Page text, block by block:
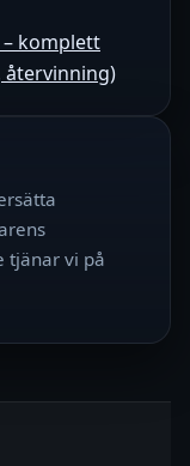
komplett
återvinning)
tjänar vi på